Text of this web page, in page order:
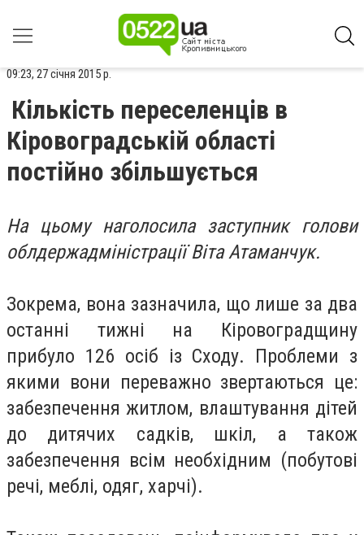
09:23, 27 січня 2015 р.
Кількість переселенців в
Кіровоградській області
постійно збільшується
На цьому наголосила заступник голови
облдержадміністрації Віта Атаманчук.
Зокрема, вона зазначила, що лише за два
останні тижні на Кіровоградщину
прибуло 126 осіб із Сходу. Проблеми з
якими вони переважно звертаються це:
забезпечення житлом, влаштування дітей
до дитячих садків, шкіл, а також
забезпечення всім необхідним (побутові
речі, меблі, одяг, харчі).